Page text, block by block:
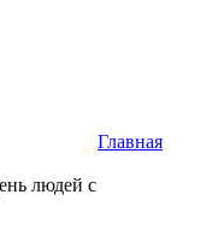
Главная
людей с